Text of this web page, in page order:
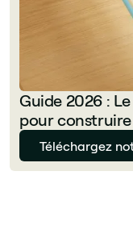
Guide 2026 :
pour
Téléchargez